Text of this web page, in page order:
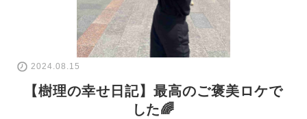
2024.08.15
【樹理の幸せ日記】最高のご褒美ロケで
した🌈